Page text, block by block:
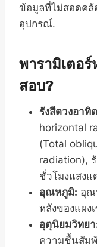
ข้อมูลที่ไม่สอดคล้
อุปกรณ์.
พารามิเตอ
สอบ?
รังสีดวงอาทิ
horizontal
(Total
radiation),
ชั่วโมงแสงแ
อุณหภูมิ: อุณ
หลังของแผง
อุตุนิยมวิทยา
ความชื้นสัม